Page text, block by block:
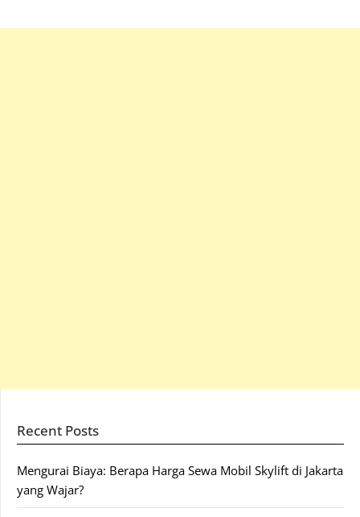
Recent Posts
Mengurai Biaya: Berapa Harga Sewa Mobil Skylift di Jakarta
yang Wajar?